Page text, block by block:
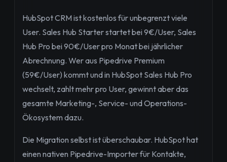
HubSpot CRM ist kostenlos für unbegrenzt viele
User. Sales Hub Starter startet bei 9€/User, Sales
Hub Pro bei 90€/User pro Monat bei jährlicher
Abrechnung. Wer aus Pipedrive Premium
(59€/User) kommt und in HubSpot Sales Hub Pro
wechselt, zahlt mehr pro User, gewinnt aber das
gesamte Marketing-, Service- und Operations-
Ökosystem dazu.
Die Migration selbst ist überschaubar. HubSpot hat
einen nativen Pipedrive-Importer für Kontakte,